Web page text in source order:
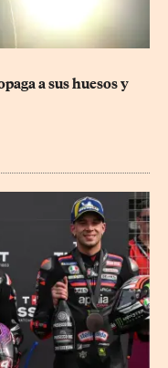
a sus huesos y